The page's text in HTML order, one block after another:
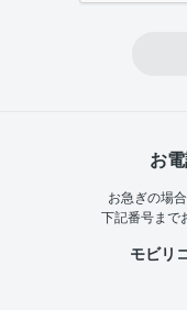
お
お急ぎの場
下記番号まで
モビリ